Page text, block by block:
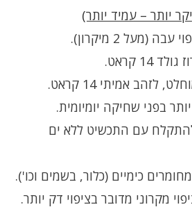
יותר – עמיד יותר)
(מעל 2 מיקרון).
14 קראט.
לזהב אמיתי 14 קראט.
בפני שחיקה יומיומית.
עם התכשיט ללא ים
כימיים (כלור, בשמים וכו').
מקרוני מדובר בציפוי דק יותר.